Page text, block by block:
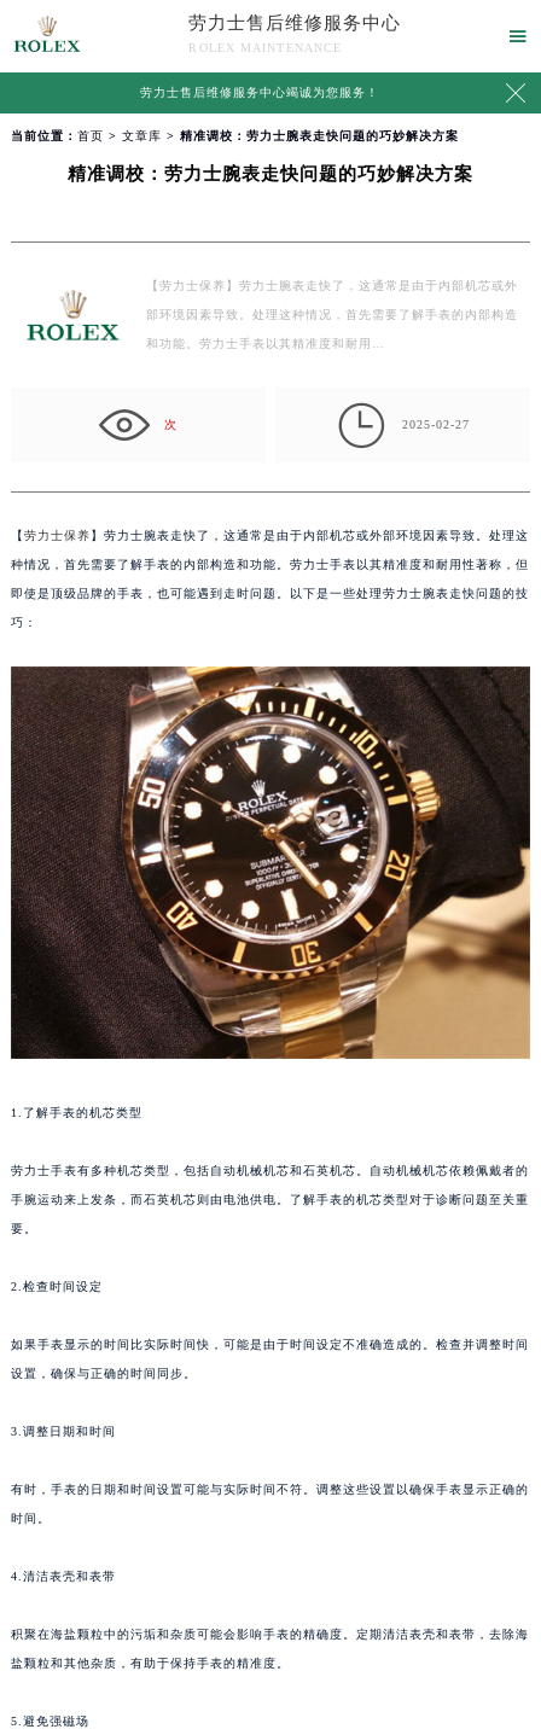
劳力士售后维修服务中心
ROLEX MAINTENANCE

劳力士售后维修服务中心竭诚为您服务！ 
当前位置： 首页 > 文章库 > 精准调校：劳力士腕表走快问题的巧妙解决方案
精准调校：劳力士腕表走快问题的巧妙解决方案
【劳力士保养】劳力士腕表走快了，这通常是由于内部机芯或外
部环境因素导致。处理这种情况，首先需要了解手表的内部构造
和功能。劳力士手表以其精准度和耐用…
次  2025-02-27
【劳力士保养】劳力士腕表走快了，这通常是由于内部机芯或外部环境因素导致。处理这
种情况，首先需要了解手表的内部构造和功能。劳力士手表以其精准度和耐用性著称，但
即使是顶级品牌的手表，也可能遇到走时问题。以下是一些处理劳力士腕表走快问题的技
巧：
1.了解手表的机芯类型
劳力士手表有多种机芯类型，包括自动机械机芯和石英机芯。自动机械机芯依赖佩戴者的
手腕运动来上发条，而石英机芯则由电池供电。了解手表的机芯类型对于诊断问题至关重
要。
2.检查时间设定
如果手表显示的时间比实际时间快，可能是由于时间设定不准确造成的。检查并调整时间
设置，确保与正确的时间同步。
3.调整日期和时间
有时，手表的日期和时间设置可能与实际时间不符。调整这些设置以确保手表显示正确的
时间。
4.清洁表壳和表带
积聚在海盐颗粒中的污垢和杂质可能会影响手表的精确度。定期清洁表壳和表带，去除海
盐颗粒和其他杂质，有助于保持手表的精准度。
5.避免强磁场